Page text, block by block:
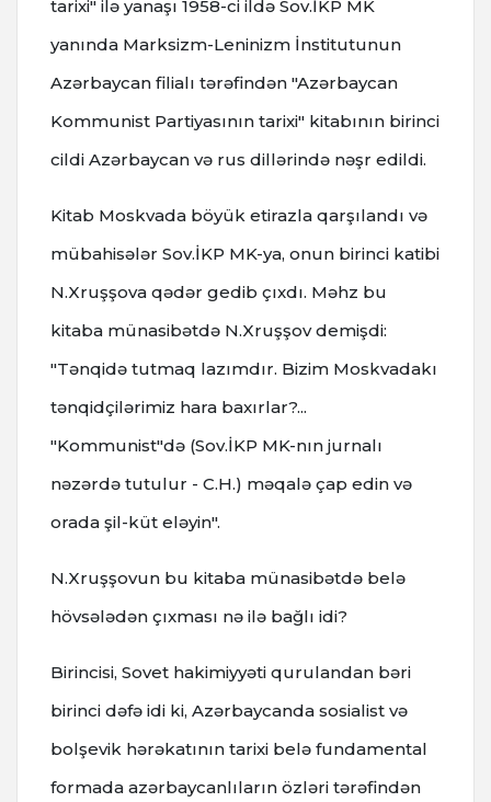
tarixi" ilə yanaşı 1958-ci ildə Sov.İKP MK
yanında Marksizm-Leninizm İnstitutunun
Azərbaycan filialı tərəfindən "Azərbaycan
Kommunist Partiyasının tarixi" kitabının birinci
cildi Azərbaycan və rus dillərində nəşr edildi.
Kitab Moskvada böyük etirazla qarşılandı və
mübahisələr Sov.İKP MK-ya, onun birinci katibi
N.Xruşşova qədər gedib çıxdı. Məhz bu
kitaba münasibətdə N.Xruşşov demişdi:
"Tənqidə tutmaq lazımdır. Bizim Moskvadakı
tənqidçilərimiz hara baxırlar?...
"Kommunist"də (Sov.İKP MK-nın jurnalı
nəzərdə tutulur - C.H.) məqalə çap edin və
orada şil-küt eləyin".
N.Xruşşovun bu kitaba münasibətdə belə
hövsələdən çıxması nə ilə bağlı idi?
Birincisi, Sovet hakimiyyəti qurulandan bəri
birinci dəfə idi ki, Azərbaycanda sosialist və
bolşevik hərəkatının tarixi belə fundamental
formada azərbaycanlıların özləri tərəfindən